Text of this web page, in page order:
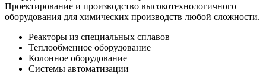
Проектирование и производство высокотехнологичного
оборудования для химических производств любой сложности.
Реакторы из специальных сплавов
Теплообменное оборудование
Колонное оборудование
Системы автоматизации